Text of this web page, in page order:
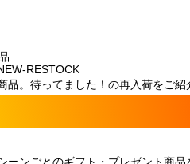
RESTOCK
品。待ってました！の再入荷をご紹